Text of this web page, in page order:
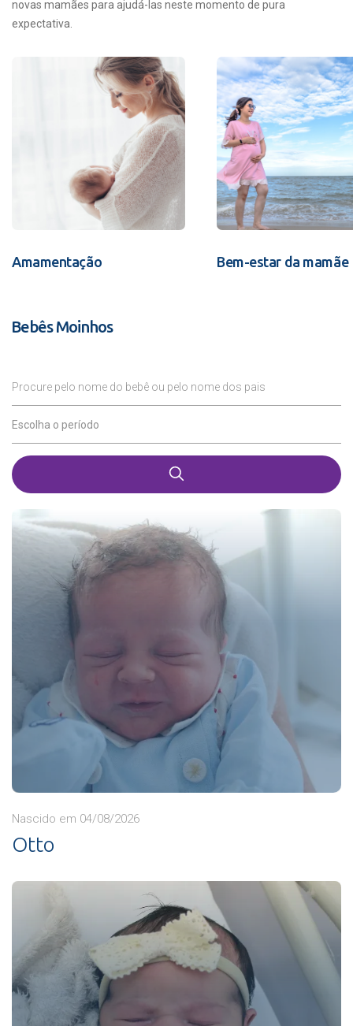
novas mamães para ajudá-las neste momento de pura
expectativa.
Amamentação Bem-estar da mamãe
Bebês Moinhos
Procure pelo nome do bebê ou pelo nome dos pais
Escolha o período
Nascido em 04/08/2026
Otto